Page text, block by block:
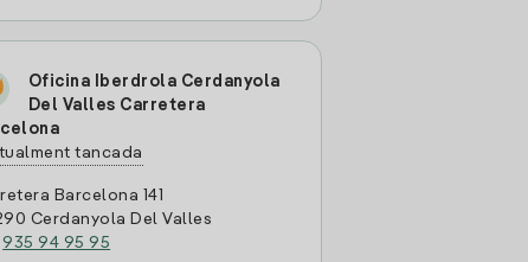
Oficina Iberdrola Cerdanyola
Del Valles Carretera
tancada
Barcelona 141
Cerdanyola Del Valles
935 94 95 95